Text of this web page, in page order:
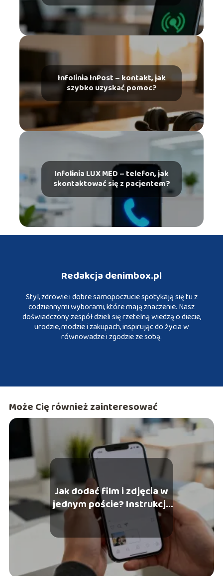
Infolinia InPost – kontakt, jak
szybko uzyskać pomoc?
Infolinia LUX MED – telefon, jak
skontaktować się z pacjentem?
Redakcja denimbox.pl
Styl, zdrowie i dobre samopoczucie spotykają się tu z
codziennymi wyborami, które mają znaczenie. Nasz
doświadczony zespół dzieli się rzetelną wiedzą o diecie,
urodzie, modzie i zakupach, inspirując do życia w
równowadze i zgodzie ze sobą.
Może Cię również zainteresować
Jak dodać film i zdjęcia w
jednym poście? Instrukcja
krok po kroku